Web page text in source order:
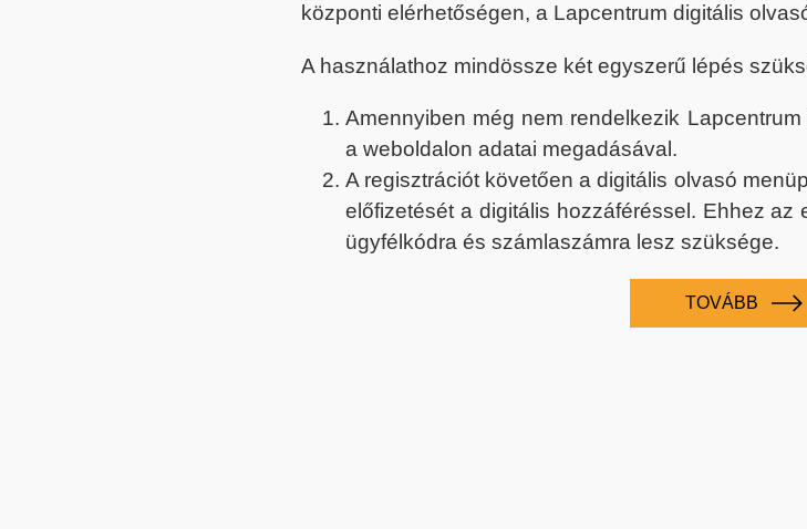
központi elérhetőségen, a Lapcentrum digitális
A használathoz mindössze két egyszerű lépés
Amennyiben még nem rendelkezik
a weboldalon adatai megadásával.
A regisztrációt követően a digitális olvasó
előfizetését a digitális hozzáféréssel. Ehhez
ügyfélkódra és számlaszámra lesz szüksége.
TOVÁBB